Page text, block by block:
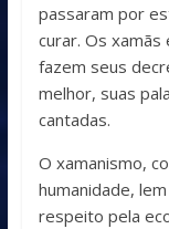
passaram por
curar. Os
fazem seus
melhor, suas
cantadas.
O xamanismo,
humanidade,
respeito pela